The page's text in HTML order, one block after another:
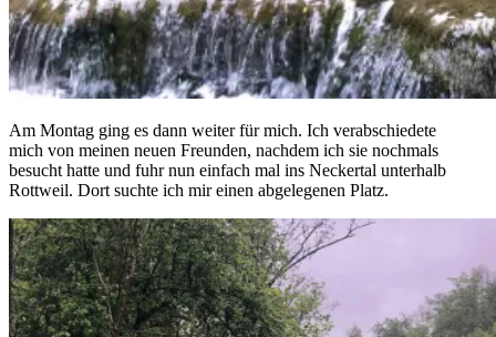
Am Montag ging es dann weiter für mich. Ich verabschiedete
mich von meinen neuen Freunden, nachdem ich sie nochmals
besucht hatte und fuhr nun einfach mal ins Neckertal unterhalb
Rottweil. Dort suchte ich mir einen abgelegenen Platz.